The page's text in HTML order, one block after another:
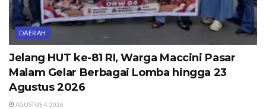
DAERAH
Jelang HUT ke-81 RI, Warga Maccini Pasar
Malam Gelar Berbagai Lomba hingga 23
Agustus 2026
AGUSTUS 4, 2026